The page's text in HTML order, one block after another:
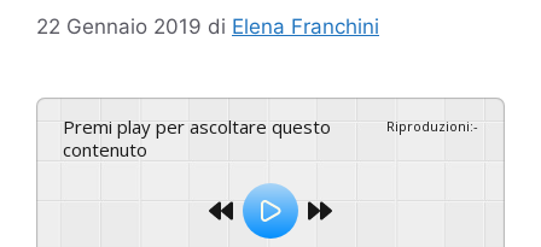
22 Gennaio 2019 di Elena Franchini
Premi play per ascoltare questo
contenuto
Riproduzioni:-